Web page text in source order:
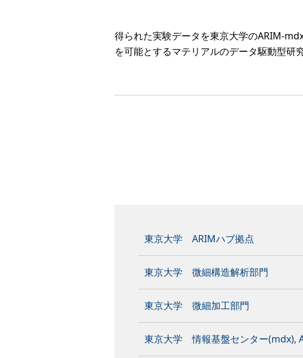
得られた実験データを東京大学のARIM-
を可能とするマテリアルのデータ駆動型研
東京大学 ARIMハブ拠点
東京大学 微細構造解析部門
東京大学 微細加工部門
東京大学 情報基盤センター(mdx),